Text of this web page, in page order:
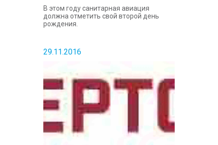
В этом году санитарная авиация
должна отметить свой второй день
рождения.
29.11.2016